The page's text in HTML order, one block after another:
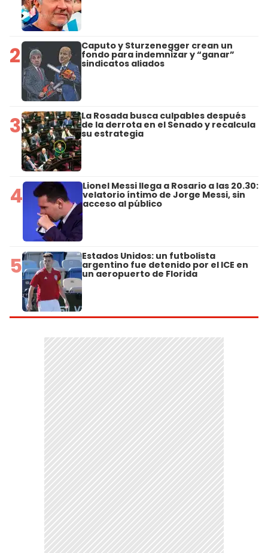
2 Caputo y Sturzenegger crean un
fondo para indemnizar y “ganar”
sindicatos aliados
3 La Rosada busca culpables después
de la derrota en el Senado y recalcula
su estrategia
4 Lionel Messi llega a Rosario a las 20.30:
velatorio íntimo de Jorge Messi, sin
acceso al público
5 Estados Unidos: un futbolista
argentino fue detenido por el ICE en
un aeropuerto de Florida